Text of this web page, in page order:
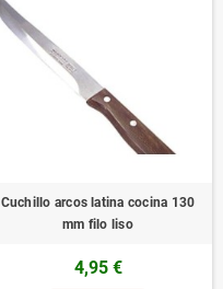
Cuchillo arcos latina cocina 130
mm filo liso
4,95 €